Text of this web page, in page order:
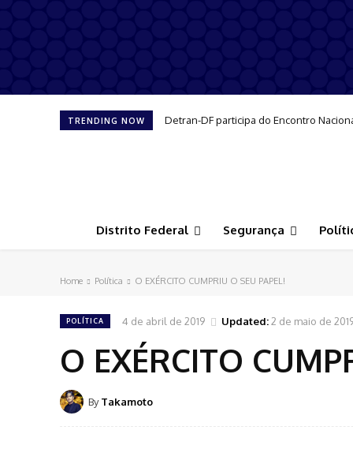
TRENDING NOW Detran-DF participa do Encontro
Distrito Federal Segurança
Home Política O EXÉRCITO CUMPRIU O SEU PAPEL!
POLÍTICA 4 de abril de 2019 Updated:2 de maio de
O EXÉRCITO
By Takamoto